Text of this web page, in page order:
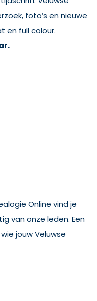
foto’s en nieuwe
en full colour.
Online vind je
van onze leden. Een
jouw Veluwse